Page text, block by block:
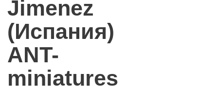
Jimenez
(Испания)
ANT-
miniatures